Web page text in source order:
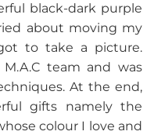
black-dark purple
about moving my
to take a picture.
team and was
At the end,
gifts namely the
colour I love and